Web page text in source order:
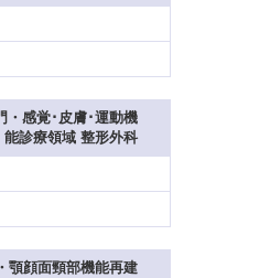
・感覚･皮膚･運動機
能診療領域 整形外科
顎顔面頸部機能再建